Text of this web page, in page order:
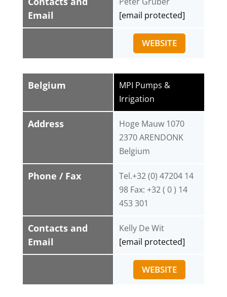
Email
[email protected]
WEBSITE
Belgium
Address
Phone / Fax
Contacts and
Email
MPI Pumps &
Irrigation
Hoge Mauw 1070
2370 ARENDONK
Belgium
Tel.+32 (0) 47204 14
98 Fax: +32 ( 0 ) 14
453 301
Kelly De Wit
[email protected]
WEBSITE